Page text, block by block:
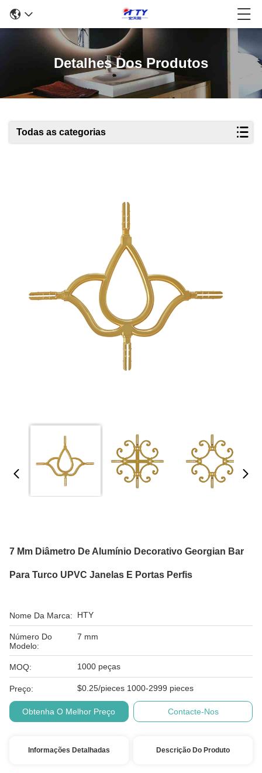
Detalhes Dos Produtos
Todas as categorias
7 Mm Diâmetro De Alumínio Decorativo Georgian Bar
Para Turco UPVC Janelas E Portas Perfis
Nome Da Marca: HTY
Número Do
Modelo:
7 mm
MOQ: 1000 peças
Preço: $0.25/pieces 1000-2999 pieces
Obtenha O Melhor Preço Contacte-Nos
Informações Detalhadas Descrição Do Produto